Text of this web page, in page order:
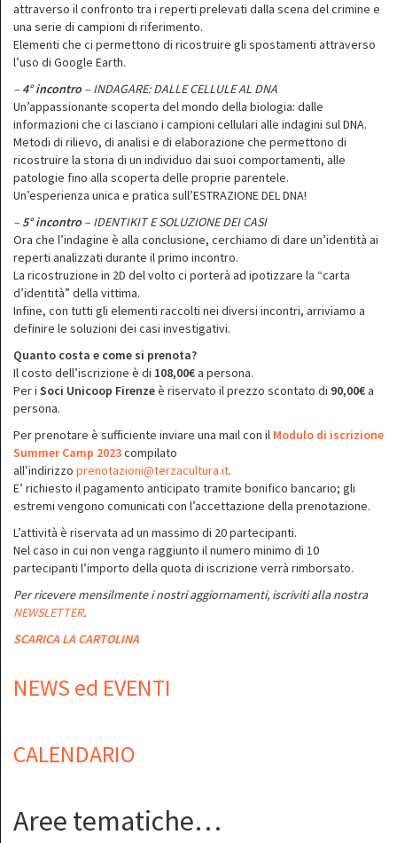
attraverso il confronto tra i reperti prelevati dalla scena del crimine e
una serie di campioni di riferimento.
Elementi che ci permettono di ricostruire gli spostamenti attraverso
l’uso di Google Earth.
– 4° incontro – INDAGARE: DALLE CELLULE AL DNA
Un’appassionante scoperta del mondo della biologia: dalle
informazioni che ci lasciano i campioni cellulari alle indagini sul DNA.
Metodi di rilievo, di analisi e di elaborazione che permettono di
ricostruire la storia di un individuo dai suoi comportamenti, alle
patologie fino alla scoperta delle proprie parentele.
Un’esperienza unica e pratica sull’ESTRAZIONE DEL DNA!
– 5° incontro – IDENTIKIT E SOLUZIONE DEI CASI
Ora che l’indagine è alla conclusione, cerchiamo di dare un’identità ai
reperti analizzati durante il primo incontro.
La ricostruzione in 2D del volto ci porterà ad ipotizzare la “carta
d’identità” della vittima.
Infine, con tutti gli elementi raccolti nei diversi incontri, arriviamo a
definire le soluzioni dei casi investigativi.
Quanto costa e come si prenota?
Il costo dell’iscrizione è di 108,00€a persona.
Per i Soci Unicoop Firenzeè riservato il prezzo scontato di 90,00€a
persona.
Per prenotare è sufficiente inviare una mail con il Modulo di iscrizione
Summer Camp 2023compilato
all’indirizzo prenotazioni@terzacultura.it.
E’ richiesto il pagamento anticipato tramite bonifico bancario; gli
estremi vengono comunicati con l’accettazione della prenotazione.
L’attività è riservata ad un massimo di 20 partecipanti.
Nel caso in cui non venga raggiunto il numero minimo di 10
partecipanti l’importo della quota di iscrizione verrà rimborsato.
Per ricevere mensilmente i nostri aggiornamenti, iscriviti alla nostra
NEWSLETTER.
SCARICA LA CARTOLINA
NEWS ed EVENTI
CALENDARIO
Aree tematiche…